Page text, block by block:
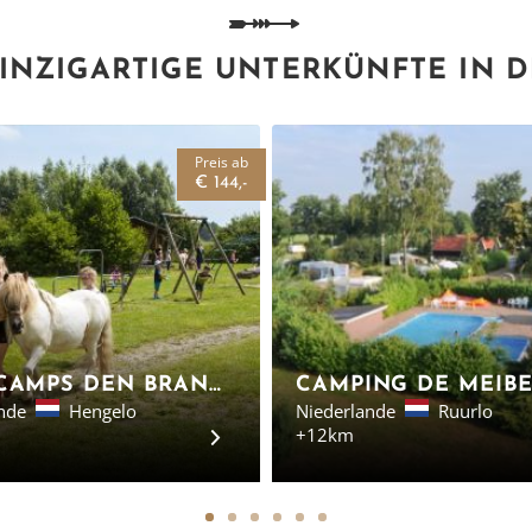
UNTERKÜNFTE IN
FARMCAMPS DEN BRANDERHORST - SAFARI ZELTE GELDERLAND
Hengelo
Preis ab
€ 144,-
Niederlande
Ruurlo
+12km